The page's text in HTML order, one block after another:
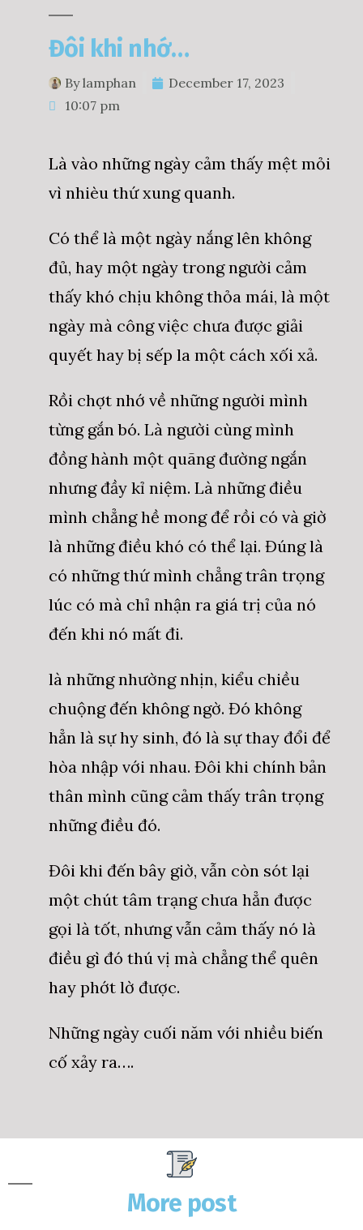
Đôi khi nhớ…
Bylamphan
December 17, 2023
10:07 pm
Là vào những ngày cảm thấy mệt mỏi
vì nhièu thứ xung quanh.
Có thể là một ngày nắng lên không
đủ, hay một ngày trong người cảm
thấy khó chịu không thỏa mái, là một
ngày mà công việc chưa được giải
quyết hay bị sếp la một cách xối xả.
Rồi chợt nhớ về những người mình
từng gắn bó. Là người cùng mình
đồng hành một quãng đường ngắn
nhưng đầy kỉ niệm. Là những điều
mình chẳng hề mong để rồi có và giờ
là những điều khó có thể lại. Đúng là
có những thứ mình chẳng trân trọng
lúc có mà chỉ nhận ra giá trị của nó
đến khi nó mất đi.
là những nhường nhịn, kiểu chiều
chuộng đến không ngờ. Đó không
hẳn là sự hy sinh, đó là sự thay đổi để
hòa nhập với nhau. Đôi khi chính bản
thân mình cũng cảm thấy trân trọng
những điều đó.
Đôi khi đến bây giờ, vẫn còn sót lại
một chút tâm trạng chưa hẳn được
gọi là tốt, nhưng vẫn cảm thấy nó là
điều gì đó thú vị mà chẳng thể quên
hay phớt lờ được.
Những ngày cuối năm với nhiều biến
cố xảy ra….
More post